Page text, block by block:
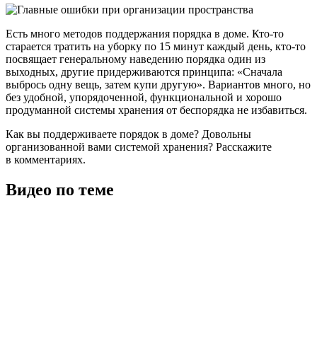
Есть много методов поддержания порядка в доме. Кто-то
старается тратить на уборку по 15 минут каждый день, кто-то
посвящает генеральному наведению порядка один из
выходных, другие придерживаются принципа: «Сначала
выбрось одну вещь, затем купи другую». Вариантов много, но
без удобной, упорядоченной, функциональной и хорошо
продуманной системы хранения от беспорядка не избавиться.
Как вы поддерживаете порядок в доме? Довольны
организованной вами системой хранения? Расскажите
в комментариях.
Видео по теме